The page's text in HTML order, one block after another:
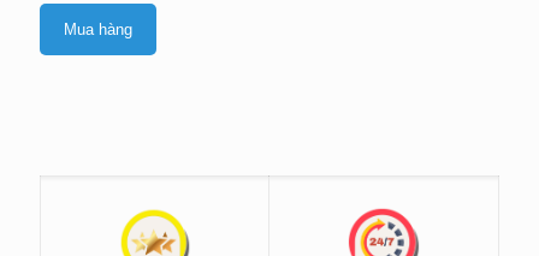
Mua hàng